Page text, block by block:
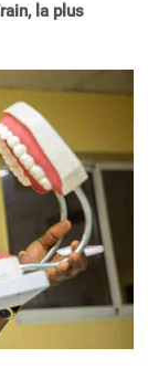
la plus